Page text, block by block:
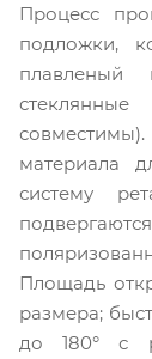
Процесс
подложки,
материала
систему
Площадь
размера;
до 180° с